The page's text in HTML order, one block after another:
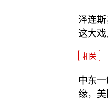
泽连斯
这大戏
相关
中东
缘，